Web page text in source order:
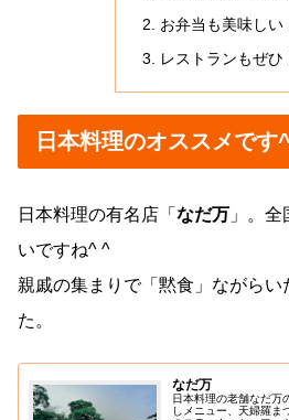
お弁当も美味しい
レストランもぜひ
日本料理のオススメです
日本料理の有名店「 なだ万 」。
いですね^ ^
親戚の集まりで「黙食」ながらい
た。
なだ万
日本料理の老舗なだ万
しメニュー、天婦羅ま